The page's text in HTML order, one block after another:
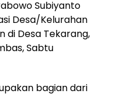
Subiyanto
Desa/Kelurahan
di Desa Tekarang,
Sabtu
bagian dari